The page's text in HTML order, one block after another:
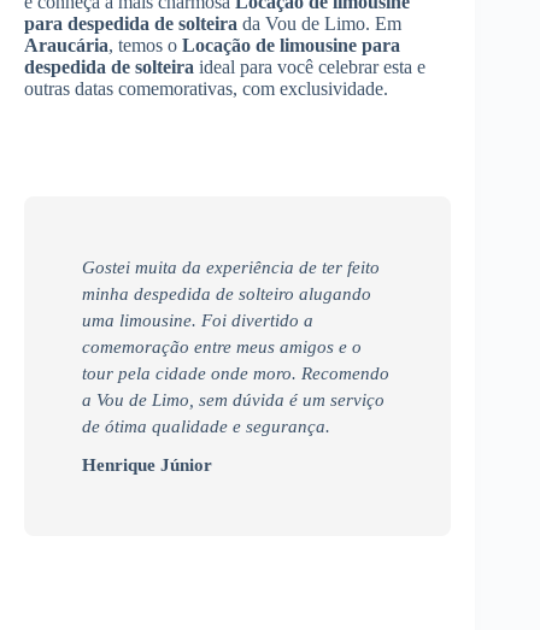
para despedida de solteira da Vou de Limo. Em
Araucária, temos o Locação de limousine para
despedida de solteira ideal para você celebrar esta e
outras datas comemorativas, com exclusividade.
Gostei muita da experiência de ter feito
minha despedida de solteiro alugando
uma limousine. Foi divertido a
comemoração entre meus amigos e o
tour pela cidade onde moro. Recomendo
a Vou de Limo, sem dúvida é um serviço
de ótima qualidade e segurança.
Henrique Júnior